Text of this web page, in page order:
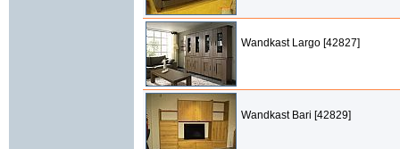
Wandkast Largo [42827]
Wandkast Bari [42829]